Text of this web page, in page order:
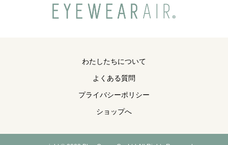
わたしたちについて
よくある質問
プライバシーポリシー
ショップへ